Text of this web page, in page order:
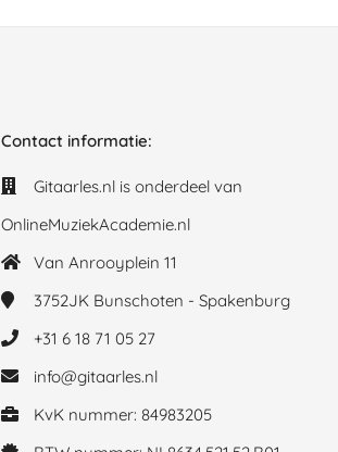
Contact informatie:
Gitaarles.nl is onderdeel van
OnlineMuziekAcademie.nl
Van Anrooyplein 11
3752JK Bunschoten - Spakenburg
+31 6 18 71 05 27
info@gitaarles.nl
KvK nummer: 84983205